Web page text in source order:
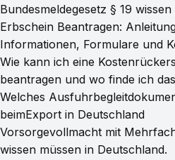
Bundesmeldegesetz § 19
Erbschein Beantragen:
Informationen, Formulare und
Wie kann ich eine
beantragen und wo finde ich
Welches
beimExport in Deutschland
Vorsorgevollmacht mit
wissen müssen in Deutschland.